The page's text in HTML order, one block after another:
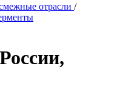
отрасли /